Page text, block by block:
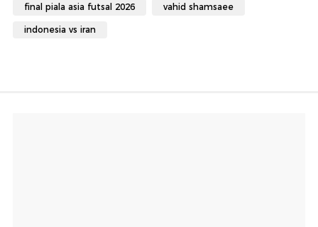
final piala asia futsal 2026 vahid shamsaee
indonesia vs iran